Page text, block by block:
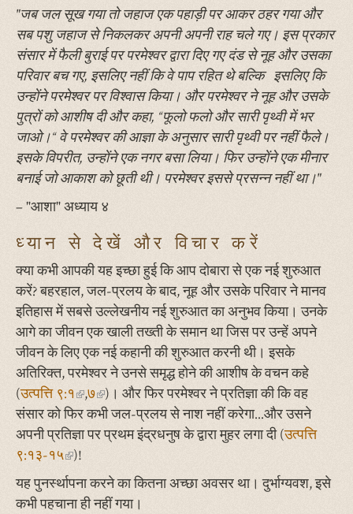
"जब जल सूख गया तो जहाज एक पहाड़ी पर आकर ठहर गया और
सब पशु जहाज से निकलकर अपनी अपनी राह चले गए। इस प्रकार
संसार में फैली बुराई पर परमेश्वर द्वारा दिए गए दंड से नूह और उसका
परिवार बच गए, इसलिए नहीं कि वे पाप रहित थे बल्कि इसलिए कि
उन्होंने परमेश्वर पर विश्वास किया। और परमेश्वर ने नूह और उसके
पुत्रों को आशीष दी और कहा, “फूलो फलो और सारी पृथ्वी में भर
जाओ।“ वे परमेश्वर की आज्ञा के अनुसार सारी पृथ्वी पर नहीं फैले।
इसके विपरीत, उन्होंने एक नगर बसा लिया। फिर उन्होंने एक मीनार
बनाई जो आकाश को छूती थी। परमेश्वर इससे प्रसन्न नहीं था।"
– "आशा" अध्याय ४
ध्यान से देखें और विचार करें
क्या कभी आपकी यह इच्छा हुई कि आप दोबारा से एक नई शुरुआत
करें? बहरहाल, जल-प्रलय के बाद, नूह और उसके परिवार ने मानव
इतिहास में सबसे उल्लेखनीय नई शुरुआत का अनुभव किया। उनके
आगे का जीवन एक खाली तख्ती के समान था जिस पर उन्हें अपने
जीवन के लिए एक नई कहानी की शुरुआत करनी थी। इसके
अतिरिक्त, परमेश्वर ने उनसे समृद्ध होने की आशीष के वचन कहे
(उत्पत्ति ९:१(link
is
external)
,७(link
is
external)
)। और फिर परमेश्वर ने प्रतिज्ञा की कि वह
संसार को फिर कभी जल-प्रलय से नाश नहीं करेगा...और उसने
अपनी प्रतिज्ञा पर प्रथम इंद्रधनुष के द्वारा मुहर लगा दी (उत्पत्ति
९:१३-१५(link
is
external)
)!
यह पुनर्स्थापना करने का कितना अच्छा अवसर था। दुर्भाग्यवश, इसे
कभी पहचाना ही नहीं गया।